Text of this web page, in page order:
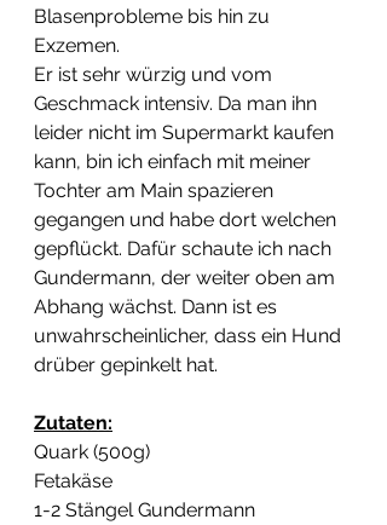
Blasenprobleme bis hin zu
Exzemen.
Er ist sehr würzig und vom
Geschmack intensiv. Da man ihn
leider nicht im Supermarkt kaufen
kann, bin ich einfach mit meiner
Tochter am Main spazieren
gegangen und habe dort welchen
gepflückt. Dafür schaute ich nach
Gundermann, der weiter oben am
Abhang wächst. Dann ist es
unwahrscheinlicher, dass ein Hund
drüber gepinkelt hat.
Zutaten:
Quark (500g)
Fetakäse
1-2 Stängel Gundermann